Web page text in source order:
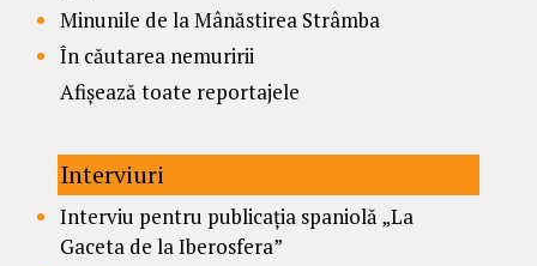
Minunile de la Mânăstirea Strâmba
În căutarea nemuririi
Afișează toate reportajele
Interviuri
Interviu pentru publicația spaniolă „La
Gaceta de la Iberosfera”